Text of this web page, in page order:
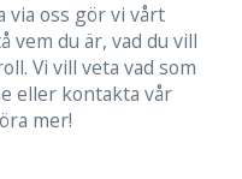
via oss gör vi vårt
du är, vad du vill
Vi vill veta vad som
eller kontakta vår
mer!